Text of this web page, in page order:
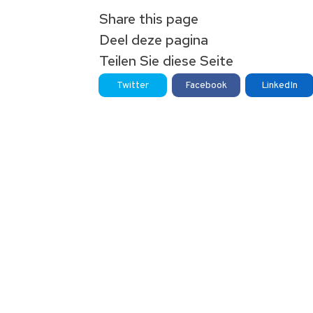
Share this page
Deel deze pagina
Teilen Sie diese Seite
Twitter Facebook LinkedIn